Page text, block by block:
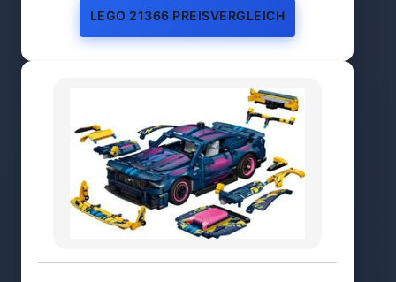
LEGO 21366 PREISVERGLEICH